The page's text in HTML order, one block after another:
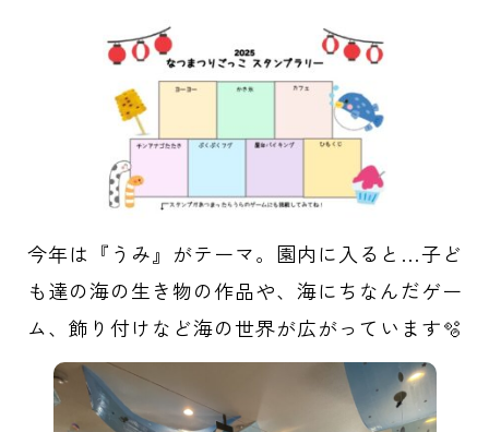
今年は『うみ』がテーマ。園内に入ると…子ど
も達の海の生き物の作品や、海にちなんだゲー
ム、飾り付けなど海の世界が広がっています🫧